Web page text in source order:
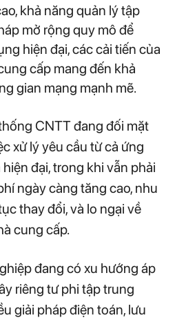
khả năng quản lý tập
mở rộng quy mô để
hiện đại, các cải tiến của
cấp mang đến khả
gian mạng mạnh mẽ.
CNTT đang đối mặt
xử lý yêu cầu từ cả ứng
đại, trong khi vẫn phải
ngày càng tăng cao, nhu
thay đổi, và lo ngại về
cung cấp.
đang có xu hướng áp
riêng tư phi tập trung
giải pháp điện toán, lưu